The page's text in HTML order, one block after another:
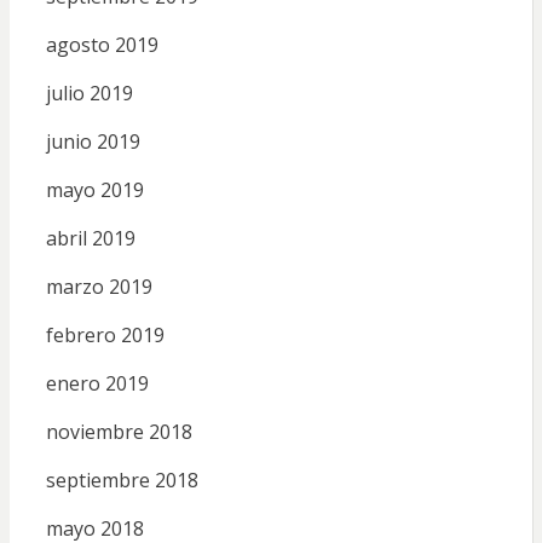
agosto 2019
julio 2019
junio 2019
mayo 2019
abril 2019
marzo 2019
febrero 2019
enero 2019
noviembre 2018
septiembre 2018
mayo 2018